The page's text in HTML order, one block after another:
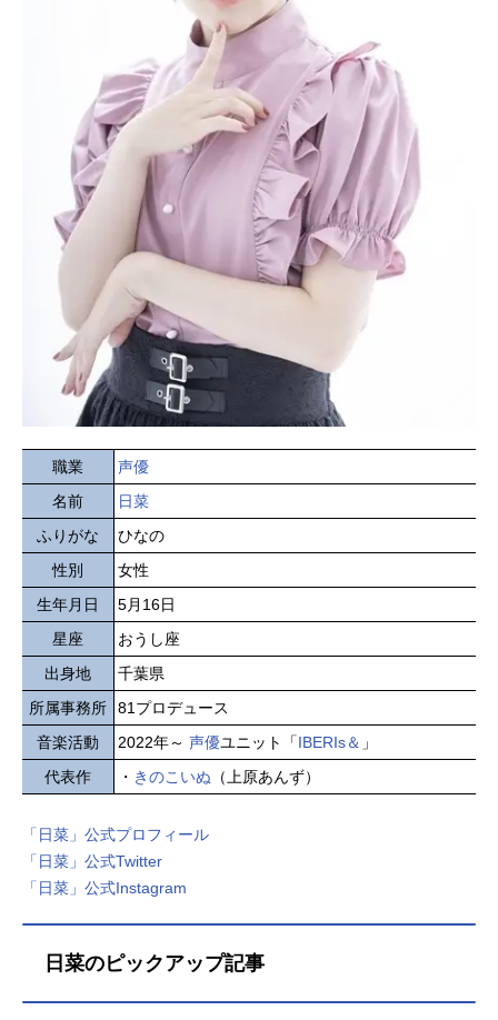
職業
声優
名前
日菜
ふりがな
ひなの
性別
女性
生年月日
5月16日
星座
おうし座
出身地
千葉県
所属事務所
81プロデュース
音楽活動
2022年～ 声優ユニット「IBERIs＆ 」
代表作
・ きのこいぬ （上原あんず）
「日菜」公式プロフィール
「日菜」公式Twitter
「日菜」公式Instagram
日菜のピックアップ記事